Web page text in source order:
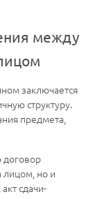
между
заключается
структуру.
предмета,
договор
но и
сдачи-